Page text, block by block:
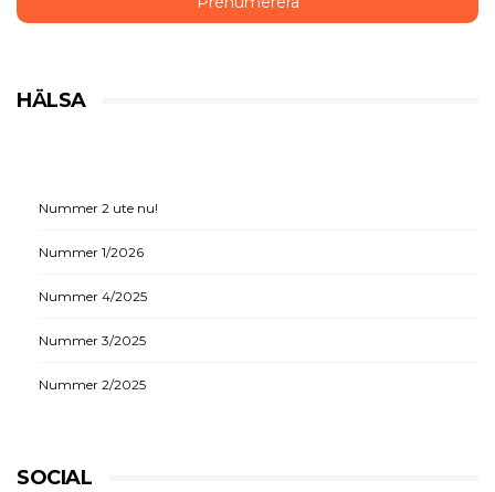
HÄLSA
Nummer 2 ute nu!
Nummer 1/2026
Nummer 4/2025
Nummer 3/2025
Nummer 2/2025
SOCIAL